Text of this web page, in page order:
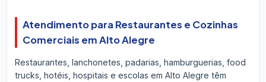
Atendimento para Restaurantes e Cozinhas
Comerciais em Alto Alegre
Restaurantes, lanchonetes, padarias, hamburguerias, food
trucks, hotéis, hospitais e escolas em Alto Alegre têm